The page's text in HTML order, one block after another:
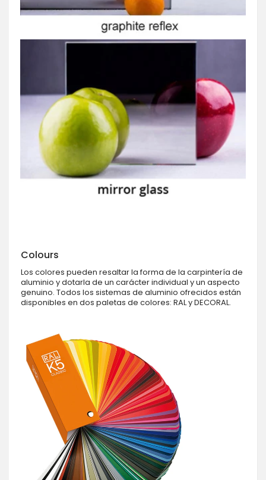
Colours
Los colores pueden resaltar la forma de la carpintería de
aluminio y dotarla de un carácter individual y un aspecto
genuino. Todos los sistemas de aluminio ofrecidos están
disponibles en dos paletas de colores: RAL y DECORAL.